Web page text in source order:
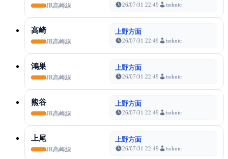
JR高崎線 26/07/31 22:49 tsrknic
高崎
JR高崎線
上野方面
26/07/31 22:49 tsrknic
鴻巣
JR高崎線
上野方面
26/07/31 22:49 tsrknic
熊谷
JR高崎線
上野方面
26/07/31 22:49 tsrknic
上尾
JR高崎線
上野方面
26/07/31 22:49 tsrknic